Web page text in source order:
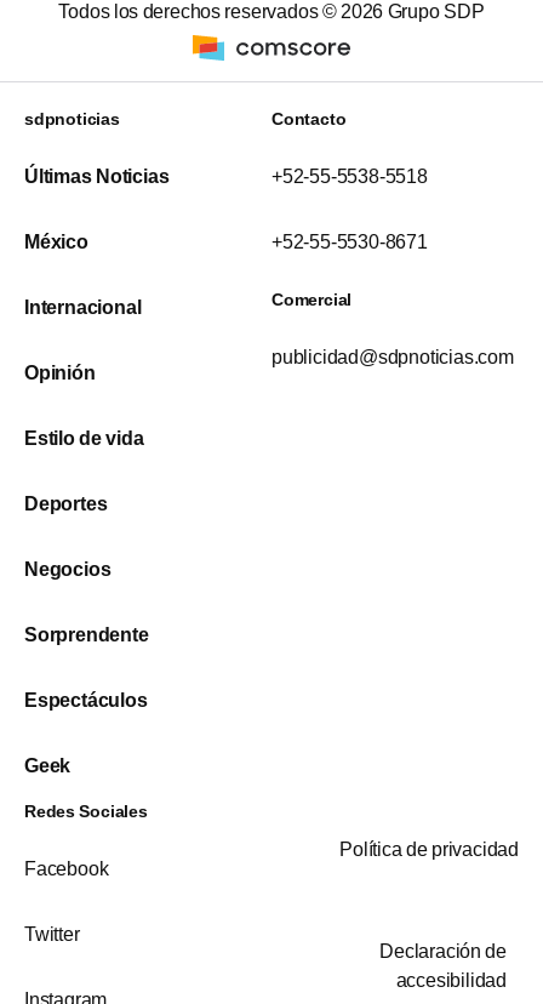
Todos los derechos reservados © 2026 Grupo SDP
sdpnoticias
Últimas Noticias
México
Internacional
Opinión
Estilo de vida
Deportes
Negocios
Sorprendente
Espectáculos
Geek
Contacto
+52-55-5538-5518
+52-55-5530-8671
Comercial
publicidad@sdpnoticias.com
Redes Sociales
Facebook
Twitter
Instagram
Política de privacidad
Declaración de
accesibilidad